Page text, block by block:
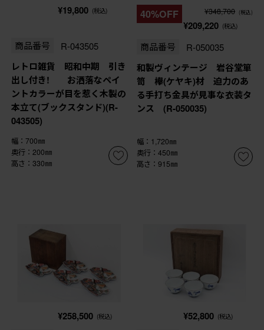
¥19,800 (税込)
商品番号 R-043505
レトロ雑貨 昭和中期 引き
出し付き! お洒落なペイ
ントカラーが目を惹く木製の
本立て(ブックスタンド)(R-
043505)
幅：700㎜
奥行：200㎜
高さ：330㎜
40%OFF ¥348,700 (税込)
¥209,220 (税込)
商品番号 R-050035
和製ヴィンテージ 岩谷堂箪
笥 欅(ケヤキ)材 迫力のあ
る手打ち金具が見事な衣装タ
ンス (R-050035)
幅：1,720㎜
奥行：450㎜
高さ：915㎜
¥258,500 (税込) ¥52,800 (税込)